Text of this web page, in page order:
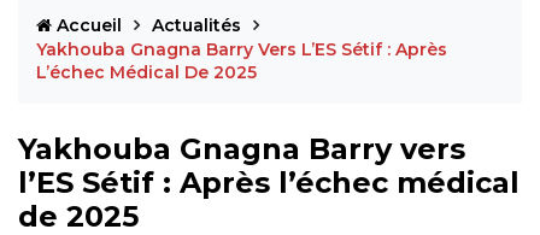
Accueil
Actualités
Yakhouba Gnagna Barry Vers L’ES Sétif : Après
L’échec Médical De 2025
Yakhouba Gnagna Barry vers
l’ES Sétif : Après l’échec médical
de 2025